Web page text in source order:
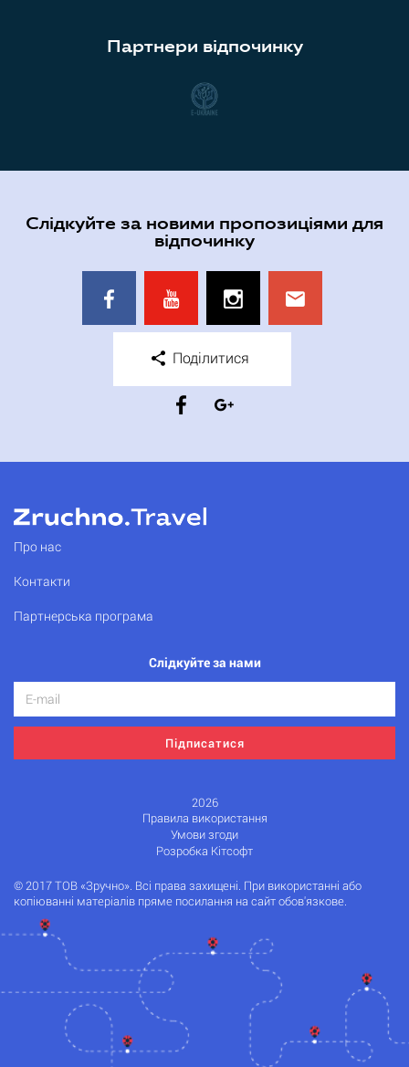
Партнери відпочинку
Слідкуйте за новими пропозиціями для
відпочинку
Поділитися
Про нас
Контакти
Партнерська програма
Слідкуйте за нами
Підписатися
2026
Правила використання
Умови згоди
Розробка Кітсофт
© 2017 ТОВ «Зручно». Всі права захищені. При використанні або
копіюванні матеріалів пряме посилання на сайт обов'язкове.